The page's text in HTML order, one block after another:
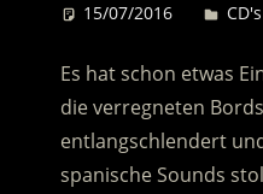
15/07/2016 CD's
Es hat schon etwas
die verregneten
entlangschlendert
spanische Sounds